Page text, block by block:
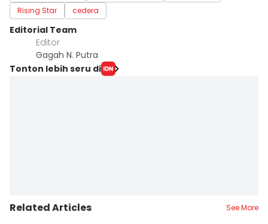
Rising Star
cedera
Editorial Team
Editor
Gagah N. Putra
Tonton lebih seru di
Related Articles See More